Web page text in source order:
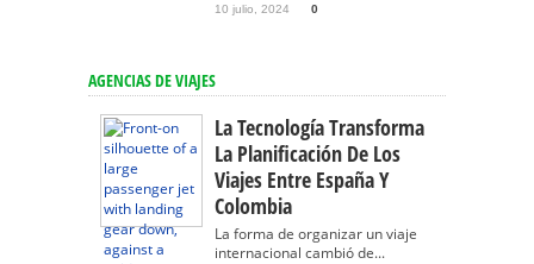
10 julio, 2024 0
AGENCIAS DE VIAJES
La Tecnología Transforma
La Planificación De Los
Viajes Entre España Y
Colombia
La forma de organizar un viaje
internacional cambió de...